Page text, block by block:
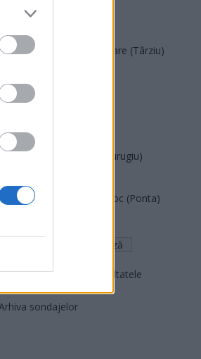
POT (Gavrilă)
Acțiunea Conservatoare (Târziu)
PUSL (D. Voiculescu)
PNCR (Terheș)
Partidul Patrioților (Surugiu)
România pe Primul Loc (Ponta)
Arată rezultatele
sondajelor